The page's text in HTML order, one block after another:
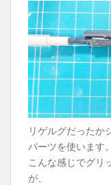
リゲルグだったか
パーツを使います。
こんな感じでグリ
が、